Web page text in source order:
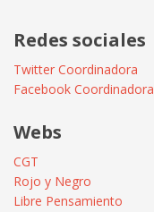
Redes sociales
Twitter Coordinadora
Facebook Coordinadora
Webs
CGT
Rojo y Negro
Libre Pensamiento